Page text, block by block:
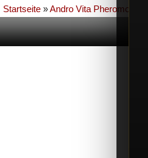
Startseite »Andro Vita Pheromone